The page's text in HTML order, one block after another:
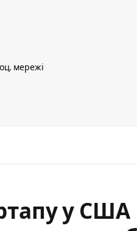
мережі
у США